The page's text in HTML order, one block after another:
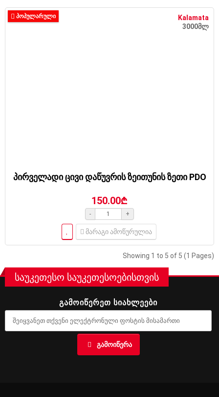
Kalamata
3000მლ
ᲞᲝᲞᲣᲚᲐᲠᲣᲚᲘ
პირველადი ცივი დაწუვრის ზეითუნის ზეთი PDO
150.00₾
- +
მარაგი ამოწურულია
Showing 1 to 5 of 5 (1 Pages)
საუკეთესო საუკეთესოებისთვის
ᲒᲐᲛᲝᲘᲬᲔᲠᲔᲗ ᲡᲘᲐᲮᲚᲔᲔᲑᲘ
ᲒᲐᲛᲝᲘᲬᲔᲠᲐ